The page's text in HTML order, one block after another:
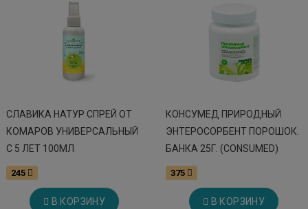
СЛАВИКА НАТУР СПРЕЙ ОТ
КОМАРОВ УНИВЕРСАЛЬНЫЙ
С 5 ЛЕТ 100МЛ
245
В КОРЗИНУ
КОНСУМЕД ПРИРОДНЫЙ
ЭНТЕРОСОРБЕНТ ПОРОШОК.
БАНКА 25Г. (CONSUMED)
375
В КОРЗИНУ